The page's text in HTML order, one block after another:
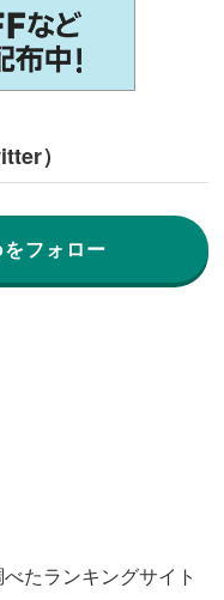
）
フォロー
たランキングサイト